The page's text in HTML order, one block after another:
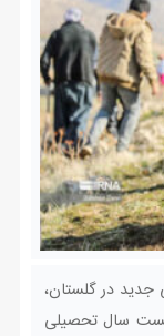
جدید در گلستان،
سال تحصیلی